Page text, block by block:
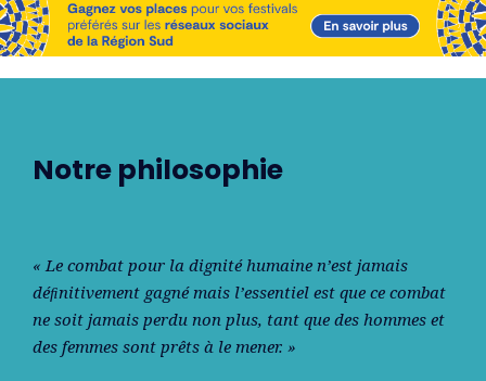
Notre philosophie
« Le combat pour la dignité humaine n’est jamais
déﬁnitivement gagné mais l’essentiel est que ce combat
ne soit jamais perdu non plus, tant que des hommes et
des femmes sont prêts à le mener. »